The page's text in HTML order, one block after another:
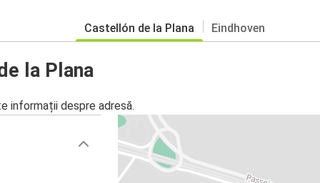
Castellón de la Plana Eindhoven
la Plana
informații despre adresă.